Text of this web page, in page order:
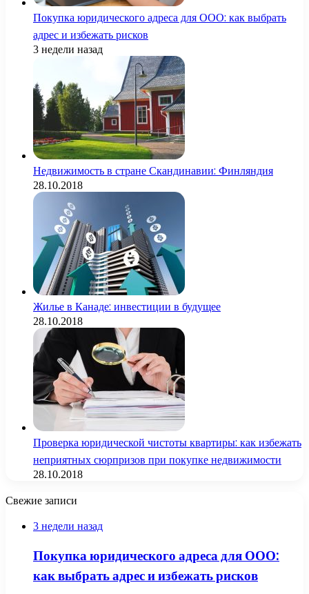
Покупка юридического адреса для ООО: как выбрать
адрес и избежать рисков
3 недели назад
Недвижимость в стране Скандинавии: Финляндия
28.10.2018
Жилье в Канаде: инвестиции в будущее
28.10.2018
Проверка юридической чистоты квартиры: как избежать
неприятных сюрпризов при покупке недвижимости
28.10.2018
Свежие записи
3 недели назад
Покупка юридического адреса для ООО:
как выбрать адрес и избежать рисков